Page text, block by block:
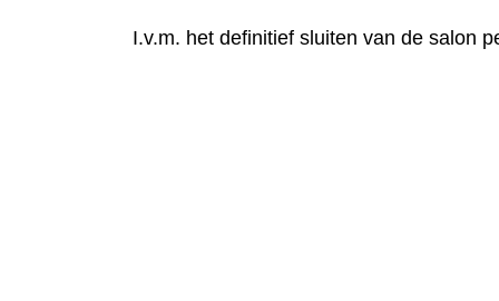
I.v.m. het definitief sluiten van de salon